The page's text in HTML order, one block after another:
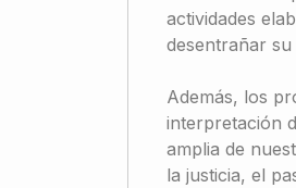
actividades
desentrañar
Además, los
interpretación
amplia de
la justicia, el